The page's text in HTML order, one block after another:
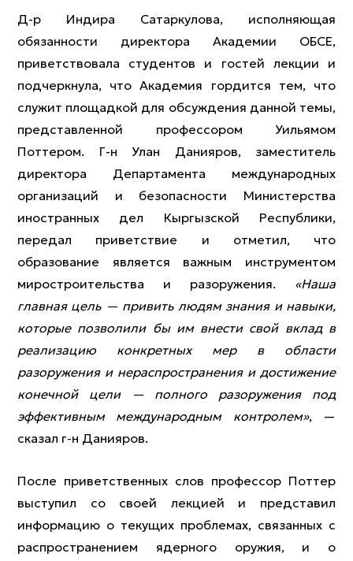
Д-р Индира Сатаркулова, исполняющая
обязанности директора Академии ОБСЕ,
приветствовала студентов и гостей лекции и
подчеркнула, что Академия гордится тем, что
служит площадкой для обсуждения данной темы,
представленной профессором Уильямом
Поттером. Г-н Улан Данияров, заместитель
директора Департамента международных
организаций и безопасности Министерства
иностранных дел Кыргызской Республики,
передал приветствие и отметил, что
образование является важным инструментом
миростроительства и разоружения. «Наша
главная цель — привить людям знания и навыки,
которые позволили бы им внести свой вклад в
реализацию конкретных мер в области
разоружения и нераспространения и достижение
конечной цели — полного разоружения под
эффективным международным контролем», —
сказал г-н Данияров.
После приветственных слов профессор Поттер
выступил со своей лекцией и представил
информацию о текущих проблемах, связанных с
распространением ядерного оружия, и о